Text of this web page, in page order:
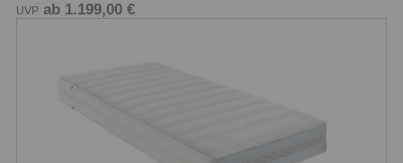
UVP ab 1.199,00 €